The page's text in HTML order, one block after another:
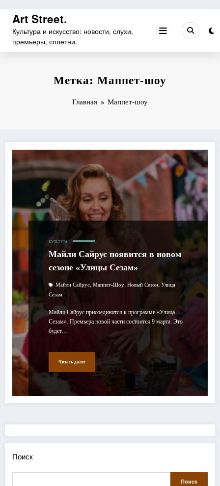
Перейти
содержимому
Art Street.
Культура и искусство: новости, слухи,
премьеры, сплетни.
Метка: Маппет-шоу
Главная Маппет-шоу
КУЛЬТУРА
Майли Сайрус появится в новом
сезоне «Улицы Сезам»
Майли Сайрус, Маппет-Шоу, Новый Сезон, Улица
Сезам
Майли Сайрус присоединится к программе «Улица
Сезам». Премьера новой части состоится 9 марта. Это
будет…
Читать далее
Поиск
Поиск